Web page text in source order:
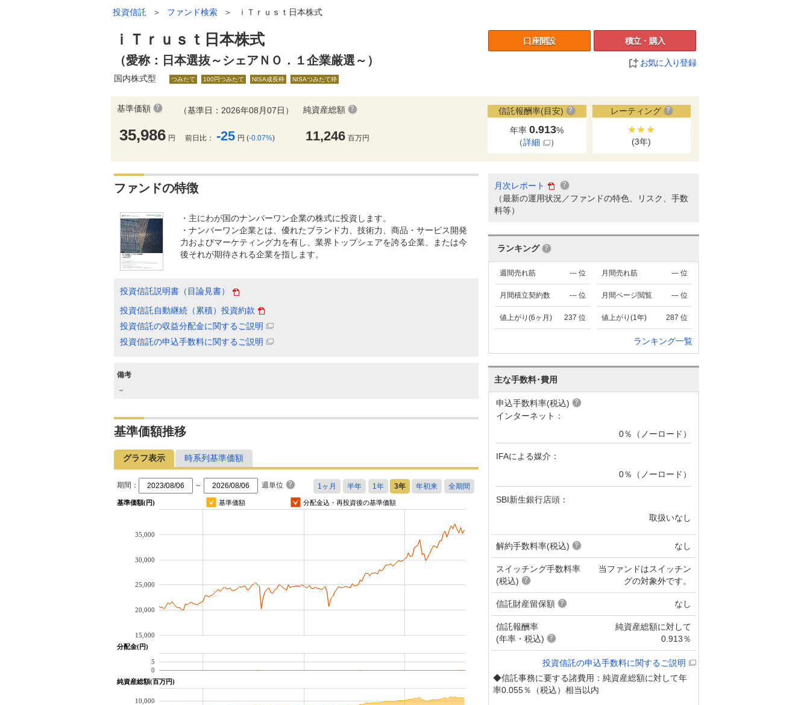
投資信託 ＞ ファンド検索 ＞ ｉＴｒｕｓｔ日本株式
ｉＴｒｕｓｔ日本株式
（愛称：日本選抜～シェアＮＯ．１企業厳選～）
口座開設 積立・購入
お気に入り登録
国内株式型
つみたて 100円つみたて NISA成長枠 NISAつみたて枠
基準価額
35,986 円
（基準日：2026年08月07日）
前日比： -25 円 (-0.07%)
純資産総額
11,246 百万円
信託報酬率(目安)
年率0.913%
（詳細 ）
レーティング
★★★
(3年)
ファンドの特徴
・主にわが国のナンバーワン企業の株式に投資します。
・ナンバーワン企業とは、優れたブランド力、技術力、商品・サービス開発
力およびマーケティング力を有し、業界トップシェアを誇る企業、または今
後それが期待される企業を指します。
投資信託説明書（目論見書）
投資信託自動継続（累積）投資約款
投資信託の収益分配金に関するご説明
投資信託の申込手数料に関するご説明
備考
－
基準価額推移
グラフ表示 時系列基準価額
期間： ～ 週単位
基準価額(円) 基準価額 分配金込・再投資後の基準価額
15,000
20,000
25,000
30,000
35,000
分配金(円)
0
5
純資産総額(百万円)
10,000
月次レポート
（最新の運用状況／ファンドの特色、リスク、手数
料等）
ランキング
--- 位
週間売れ筋 --- 位
月間売れ筋
--- 位
月間積立契約数 --- 位
月間ページ閲覧
237 位
値上がり(6ヶ月) 287 位
値上がり(1年)
ランキング一覧
主な手数料･費用
申込手数料率(税込)
インターネット：
0％（ノーロード）
IFAによる媒介：
0％（ノーロード）
SBI新生銀行店頭：
取扱いなし
解約手数料率(税込) なし
スイッチング手数料率
(税込)
当ファンドはスイッチン
グの対象外です。
信託財産留保額 なし
信託報酬率
(年率・税込)
純資産総額に対して
0.913％
投資信託の申込手数料に関するご説明
◆信託事務に要する諸費用：純資産総額に対して年
率0.055％（税込）相当以内